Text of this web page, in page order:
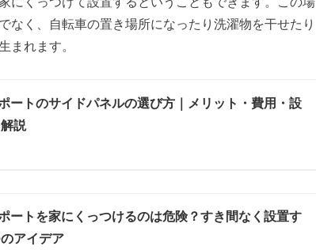
なく、自転車の置き場所になったり洗濯物を干せたり
まれます。
ートのサイドパネルの選び方｜メリット・費用・設
説
ートを家にくっつけるのは危険？すき間なく設置す
アイデア